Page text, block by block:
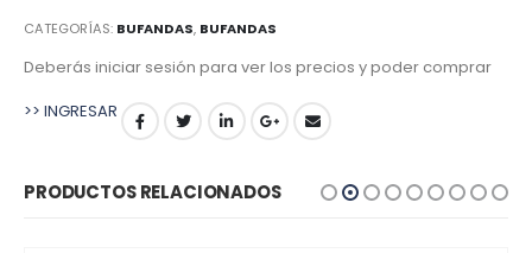
CATEGORÍAS: BUFANDAS, BUFANDAS
Deberás iniciar sesión para ver los precios y poder comprar
>> INGRESAR
PRODUCTOS RELACIONADOS